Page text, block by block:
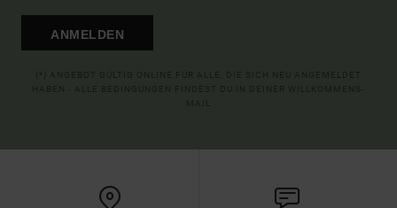
ANMELDEN